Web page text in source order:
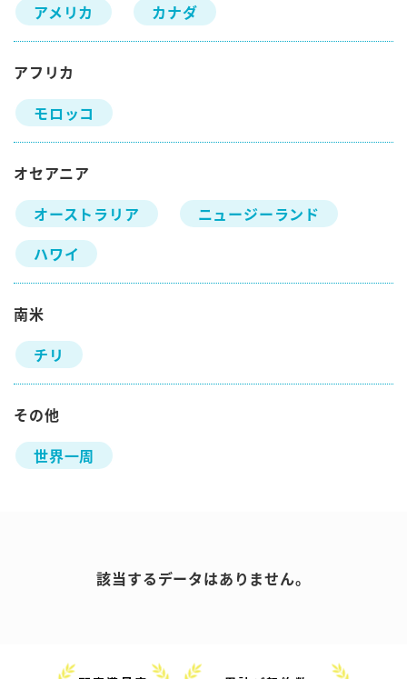
アメリカ
カナダ
アフリカ
モロッコ
オセアニア
オーストラリア
ニュージーランド
ハワイ
南米
チリ
その他
世界一周
該当するデータはありません。